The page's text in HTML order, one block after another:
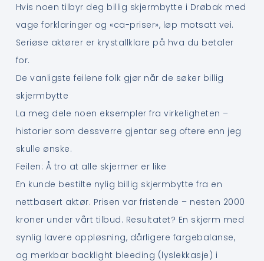
Hvis noen tilbyr deg billig skjermbytte i Drøbak med
vage forklaringer og «ca-priser», løp motsatt vei.
Seriøse aktører er krystallklare på hva du betaler
for.
De vanligste feilene folk gjør når de søker billig
skjermbytte
La meg dele noen eksempler fra virkeligheten –
historier som dessverre gjentar seg oftere enn jeg
skulle ønske.
Feilen: Å tro at alle skjermer er like
En kunde bestilte nylig billig skjermbytte fra en
nettbasert aktør. Prisen var fristende – nesten 2000
kroner under vårt tilbud. Resultatet? En skjerm med
synlig lavere oppløsning, dårligere fargebalanse,
og merkbar backlight bleeding (lyslekkasje) i